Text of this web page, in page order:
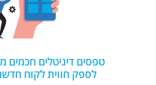
טפסים דיגיטלים חכמים
לספק חווית לקוח